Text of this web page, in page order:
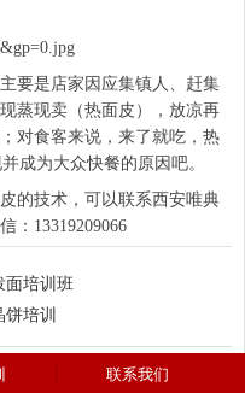
要是店家因应集镇人、赶集
蒸现卖（热面皮），放凉再
对食客来说，来了就吃，热
成为大众快餐的原因吧。
的技术，可以联系西安唯典
：13319209066
面培训班
培训
联系我们